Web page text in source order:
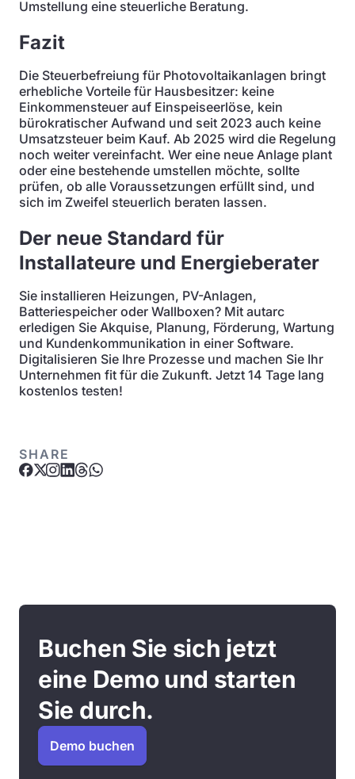
Umstellung eine steuerliche Beratung.
Fazit
Die Steuerbefreiung für Photovoltaikanlagen bringt
erhebliche Vorteile für Hausbesitzer: keine
Einkommensteuer auf Einspeiseerlöse, kein
bürokratischer Aufwand und seit 2023 auch keine
Umsatzsteuer beim Kauf. Ab 2025 wird die Regelung
noch weiter vereinfacht. Wer eine neue Anlage plant
oder eine bestehende umstellen möchte, sollte
prüfen, ob alle Voraussetzungen erfüllt sind, und
sich im Zweifel steuerlich beraten lassen.
Der neue Standard für
Installateure und Energieberater
Sie installieren Heizungen, PV-Anlagen,
Batteriespeicher oder Wallboxen? Mit autarc
erledigen Sie Akquise, Planung, Förderung, Wartung
und Kundenkommunikation in einer Software.
Digitalisieren Sie Ihre Prozesse und machen Sie Ihr
Unternehmen fit für die Zukunft. Jetzt 14 Tage lang
kostenlos testen!
SHARE
Buchen Sie sich jetzt
eine Demo und starten
Sie durch.
Demo buchen